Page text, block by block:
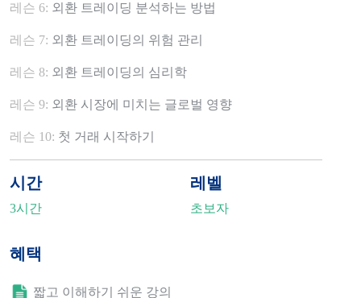
레슨 6: 외환 트레이딩 분석하는 방법
레슨 7: 외환 트레이딩의 위험 관리
레슨 8: 외환 트레이딩의 심리학
레슨 9: 외환 시장에 미치는 글로벌 영향
레슨 10: 첫 거래 시작하기
시간
3시간
레벨
초보자
혜택
짧고 이해하기 쉬운 강의